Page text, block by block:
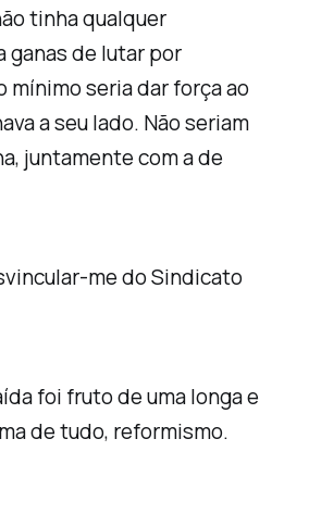
tinha qualquer
ganas de lutar por
mínimo seria dar força ao
a seu lado. Não seriam
juntamente com a de
me do Sindicato
foi fruto de uma longa e
de tudo, reformismo.